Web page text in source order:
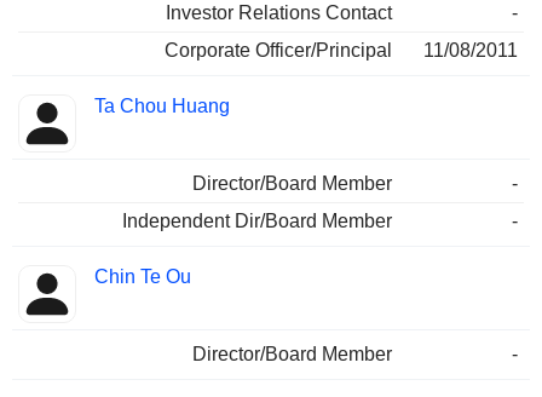
Investor Relations Contact
-
Corporate Officer/Principal
11/08/2011
Ta Chou Huang
Director/Board Member
-
Independent Dir/Board Member
-
Chin Te Ou
Director/Board Member -